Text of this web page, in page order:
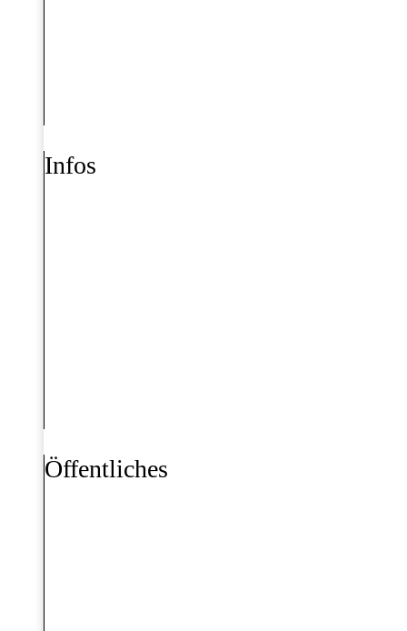
Infos
Öffentliches